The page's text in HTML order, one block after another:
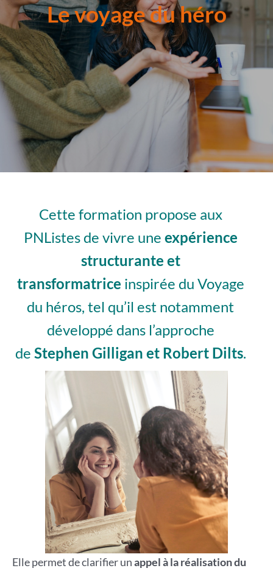
Le voyage du héro
Cette formation propose aux
PNListes de vivre une expérience
structurante et
transformatrice inspirée du Voyage
du héros, tel qu’il est notamment
développé dans l’approche
de Stephen Gilligan et Robert Dilts.
Elle permet de clarifier unappel à la réalisation du